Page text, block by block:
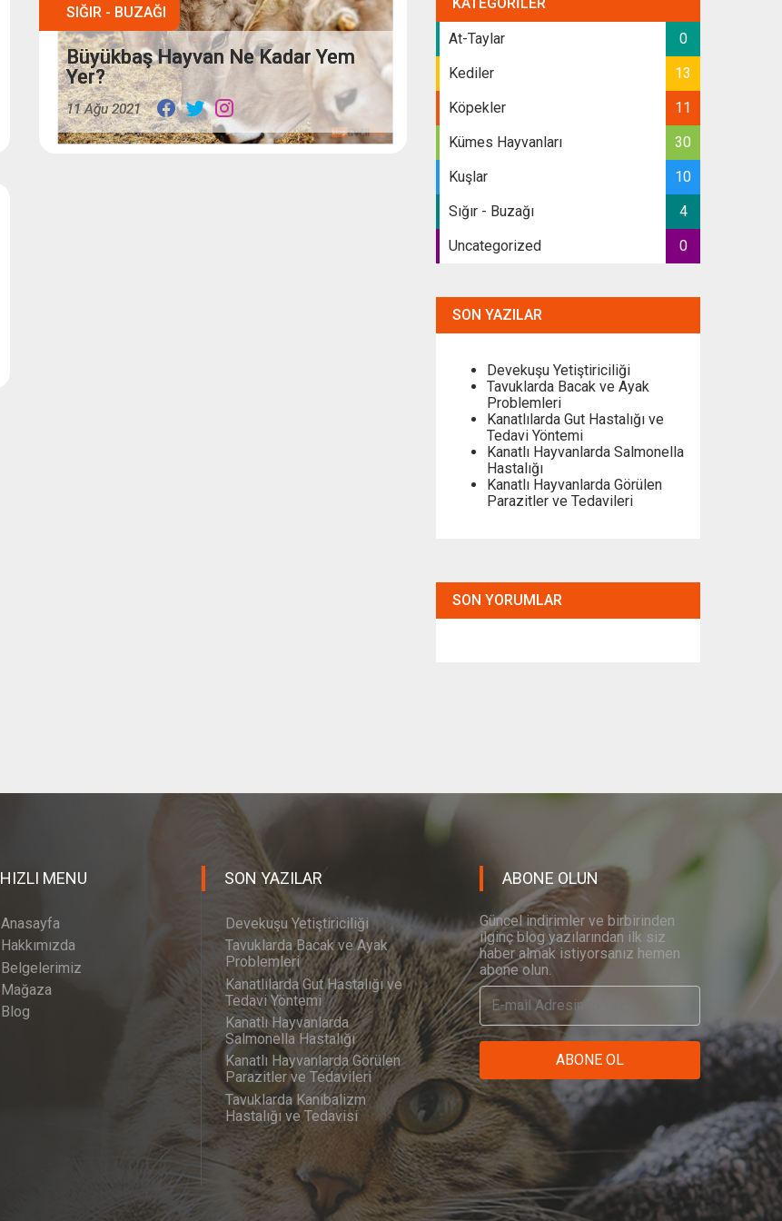
SIĞIR - BUZAĞI
Büyükbaş Hayvan Ne Kadar Yem
Yer?
11 Ağu 2021
At-Taylar
0
Kediler
13
Köpekler
11
Kümes Hayvanları
30
Kuşlar
10
Sığır - Buzağı
4
Uncategorized
0
SON YAZILAR
Devekuşu Yetiştiriciliği
Tavuklarda Bacak ve Ayak
Problemleri
Kanatlılarda Gut Hastalığı ve
Tedavi Yöntemi
Kanatlı Hayvanlarda Salmonella
Hastalığı
Kanatlı Hayvanlarda Görülen
Parazitler ve Tedavileri
SON YORUMLAR
HIZLI MENU
Anasayfa
Hakkımızda
Belgelerimiz
Mağaza
Blog
SON YAZILAR
Devekuşu Yetiştiriciliği
Tavuklarda Bacak ve Ayak
Problemleri
Kanatlılarda Gut Hastalığı ve
Tedavi Yöntemi
Kanatlı Hayvanlarda
Salmonella Hastalığı
Kanatlı Hayvanlarda Görülen
Parazitler ve Tedavileri
Tavuklarda Kanibalizm
Hastalığı ve Tedavisi
ABONE OLUN
Güncel indirimler ve birbirinden
ilginç blog yazılarından ilk siz
haber almak istiyorsanız hemen
abone olun.
ABONE OL